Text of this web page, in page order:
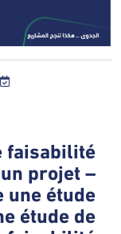
faisabilité
projet –
une étude
étude de